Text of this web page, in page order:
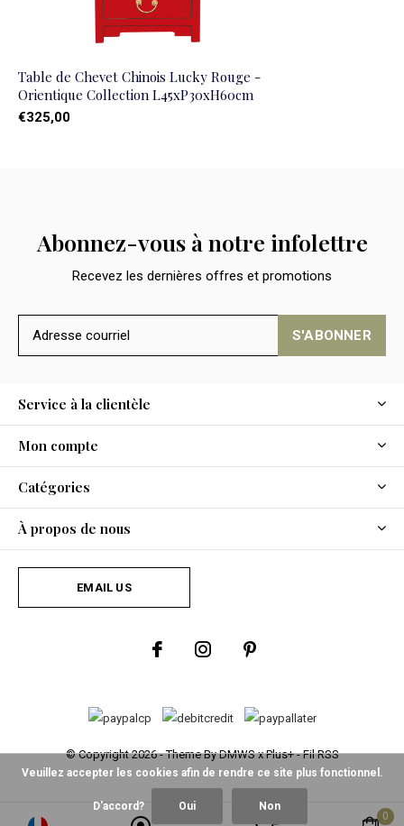
Table de Chevet Chinois Lucky Rouge -
Orientique Collection L45xP30xH60cm
€325,00
Abonnez-vous à notre infolettre
Recevez les dernières offres et promotions
S'ABONNER
Service à la clientèle
Mon compte
Catégories
À propos de nous
EMAIL US
© Copyright2026- Theme ByDMWSxPlus+-Fil RSS
0
Veuillez accepter les cookies afin de rendre ce site plus fonctionnel.
D'accord? Oui Non